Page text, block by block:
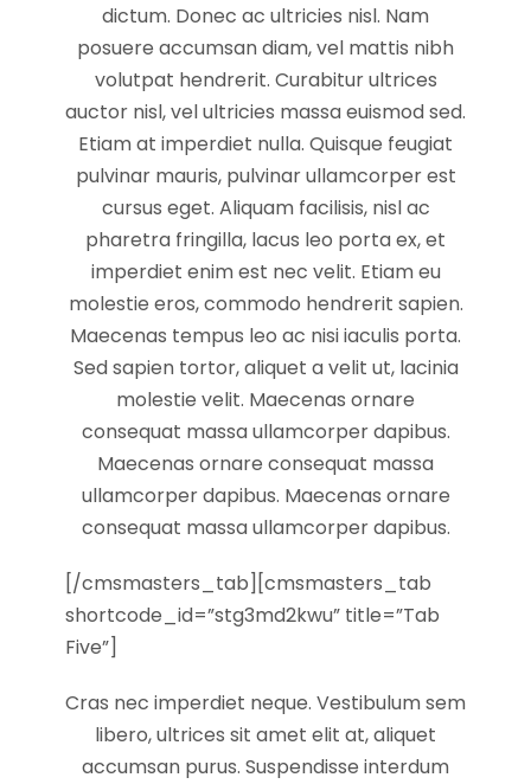
dictum. Donec ac ultricies nisl. Nam
posuere accumsan diam, vel mattis nibh
volutpat hendrerit. Curabitur ultrices
auctor nisl, vel ultricies massa euismod sed.
Etiam at imperdiet nulla. Quisque feugiat
pulvinar mauris, pulvinar ullamcorper est
cursus eget. Aliquam facilisis, nisl ac
pharetra fringilla, lacus leo porta ex, et
imperdiet enim est nec velit. Etiam eu
molestie eros, commodo hendrerit sapien.
Maecenas tempus leo ac nisi iaculis porta.
Sed sapien tortor, aliquet a velit ut, lacinia
molestie velit. Maecenas ornare
consequat massa ullamcorper dapibus.
Maecenas ornare consequat massa
ullamcorper dapibus. Maecenas ornare
consequat massa ullamcorper dapibus.
[/cmsmasters_tab][cmsmasters_tab
shortcode_id=”stg3md2kwu” title=”Tab
Five”]
Cras nec imperdiet neque. Vestibulum sem
libero, ultrices sit amet elit at, aliquet
accumsan purus. Suspendisse interdum